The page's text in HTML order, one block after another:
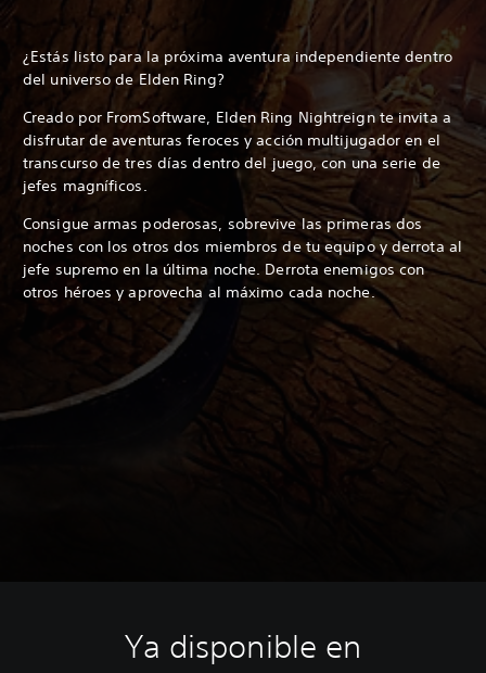
¿Estás listo para la próxima aventura independiente dentro
del universo de Elden Ring?
Creado por FromSoftware, Elden Ring Nightreign te invita a
disfrutar de aventuras feroces y acción multijugador en el
transcurso de tres días dentro del juego, con una serie de
jefes magníficos.
Consigue armas poderosas, sobrevive las primeras dos
noches con los otros dos miembros de tu equipo y derrota al
jefe supremo en la última noche. Derrota enemigos con
otros héroes y aprovecha al máximo cada noche.
Ya disponible en